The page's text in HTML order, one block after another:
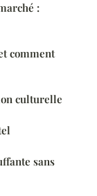
:
comment
culturelle
sans